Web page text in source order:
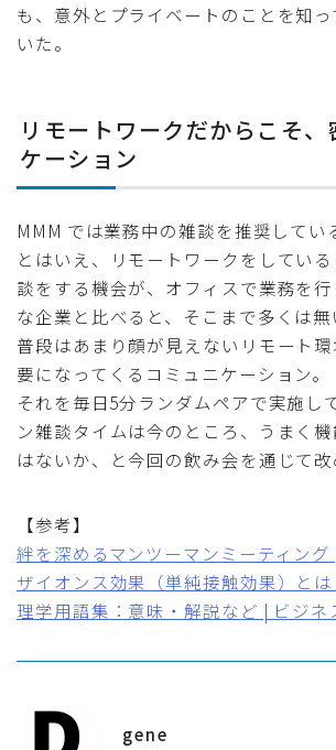
も、意外とプライベートのことを知
いた。
リモートワークだからこそ、
ケーション
MMM では業務中の雑談を推奨して
とはいえ、リモートワークをしてい
談をする機会が、オフィスで業務を
な企業と比べると、そこまで多くは無
普段はあまり顔が見えないリモート
要になってくるコミュニケーション。
それを毎日5分ランダムペアで実施し
ン雑談タイムは今のところ、うまく
はないか、と今回の飲み会を通じて改
【参考】
絆を深めるマンツーマンミーティング
ザイオンス効果（単純接触効果）と
理学用語集：意味・解説など | ビジネ
gene